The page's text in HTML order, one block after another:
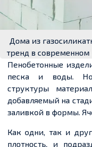
Дома из
тренд в современном
Пенобетонные
песка и воды. Но
структуры
добавляемый на
заливкой в формы.
Как одни, так и
плотность, и